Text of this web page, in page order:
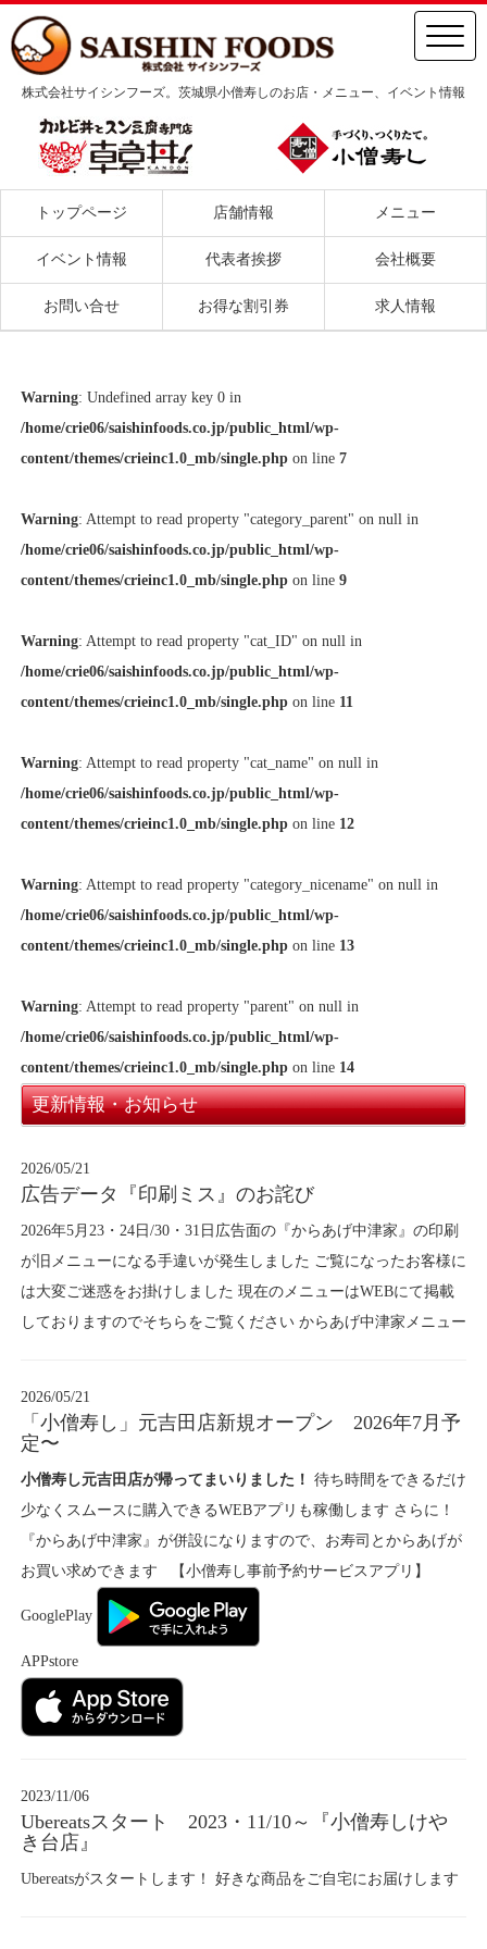
株式会社サイシンフーズ。茨城県小僧寿しのお店・メニュー、イベント情報
トップページ 店舗情報 メニュー
イベント情報 代表者挨拶 会社概要
お問い合せ お得な割引券 求人情報
Warning: Undefined array key 0 in
/home/crie06/saishinfoods.co.jp/public_html/wp-
content/themes/crieinc1.0_mb/single.phpon line 7
Warning: Attempt to read property "category_parent" on null in
/home/crie06/saishinfoods.co.jp/public_html/wp-
content/themes/crieinc1.0_mb/single.phpon line 9
Warning: Attempt to read property "cat_ID" on null in
/home/crie06/saishinfoods.co.jp/public_html/wp-
content/themes/crieinc1.0_mb/single.phpon line 11
Warning: Attempt to read property "cat_name" on null in
/home/crie06/saishinfoods.co.jp/public_html/wp-
content/themes/crieinc1.0_mb/single.phpon line 12
Warning: Attempt to read property "category_nicename" on null in
/home/crie06/saishinfoods.co.jp/public_html/wp-
content/themes/crieinc1.0_mb/single.phpon line 13
Warning: Attempt to read property "parent" on null in
/home/crie06/saishinfoods.co.jp/public_html/wp-
content/themes/crieinc1.0_mb/single.phpon line 14
更新情報・お知らせ
2026/05/21
広告データ『印刷ミス』のお詫び
2026年5月23・24日/30・31日広告面の『からあげ中津家』の印刷
が旧メニューになる手違いが発生しました ご覧になったお客様に
は大変ご迷惑をお掛けしました 現在のメニューはWEBにて掲載
しておりますのでそちらをご覧ください からあげ中津家メニュー
2026/05/21
「小僧寿し」元吉田店新規オープン 2026年7月予
定〜
小僧寿し元吉田店が帰ってまいりました！ 待ち時間をできるだけ
少なくスムースに購入できるWEBアプリも稼働します さらに！
『からあげ中津家』が併設になりますので、お寿司とからあげが
お買い求めできます 【小僧寿し事前予約サービスアプリ】
GooglePlay
APPstore
2023/11/06
Ubereatsスタート 2023・11/10～『小僧寿しけや
き台店』
Ubereatsがスタートします！ 好きな商品をご自宅にお届けします